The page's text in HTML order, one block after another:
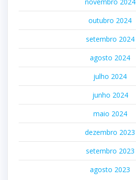
outubro 2024
setembro 2024
agosto 2024
julho 2024
junho 2024
maio 2024
dezembro 2023
setembro 2023
agosto 2023